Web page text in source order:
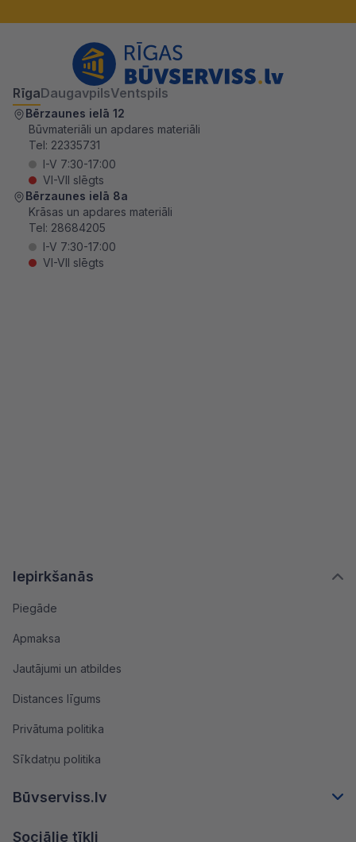
Iepirkšanās
Piegāde
Apmaksa
Jautājumi un atbildes
Distances līgums
Privātuma politika
Sīkdatņu politika
Būvserviss.lv
Sociālie tīkli
RīgaDaugavpilsVentspils
Bērzaunes ielā 12
Būvmateriāli un apdares materiāli
Tel: 22335731
I-V 7:30-17:00
VI-VII slēgts
Bērzaunes ielā 8a
Krāsas un apdares materiāli
Tel: 28684205
I-V 7:30-17:00
VI-VII slēgts